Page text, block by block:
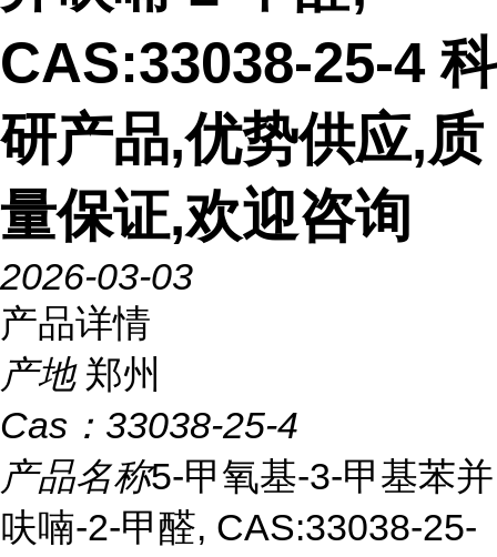
CAS:33038-25-4 科
研产品,优势供应,质
量保证,欢迎咨询
2026-03-03
产品详情
产地 郑州
Cas： 33038-25-4
产品名称5-甲氧基-3-甲基苯并
呋喃-2-甲醛, CAS:33038-25-